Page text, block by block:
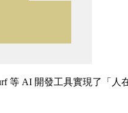
等 AI 開發工具實現了「